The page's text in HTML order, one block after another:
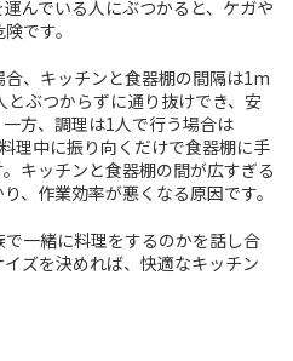
んでいる人にぶつかると、ケガや
です。
、キッチンと食器棚の間隔は1m
ぶつからずに通り抜けでき、安
方、調理は1人で行う場合は
理中に振り向くだけで食器棚に手
キッチンと食器棚の間が広すぎる
、作業効率が悪くなる原因です。
一緒に料理をするのかを話し合
ズを決めれば、快適なキッチン